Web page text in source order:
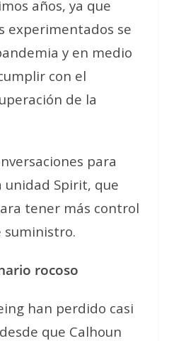
años, ya que
experimentados se
y en medio
con el
de la
para
unidad Spirit, que
tener más control
suministro.
rocoso
han perdido casi
que Calhoun